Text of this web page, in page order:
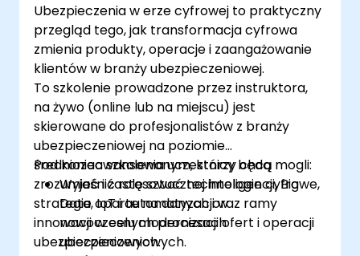
Ubezpieczenia w erze cyfrowej to praktyczny
przegląd tego, jak transformacja cyfrowa
zmienia produkty, operacje i zaangażowanie
klientów w branży ubezpieczeniowej.
To szkolenie prowadzone przez instruktora,
na żywo (online lub na miejscu) jest
skierowane do profesjonalistów z branży
ubezpieczeniowej na poziomie
średniozaawansowanym, którzy chcą
zrozumieć i zastosować technologie cyfrowe,
strategie oparte na danych oraz ramy
innowacji w celu modernizacji ofert i operacji
ubezpieczeniowych.
Pod koniec szkolenia uczestnicy będą mogli:
Wyjaśnić rolę sztucznej inteligencji, Big
Data, IoT i automatyzacji w
nowoczesnych procesach
ubezpieczeniowych.